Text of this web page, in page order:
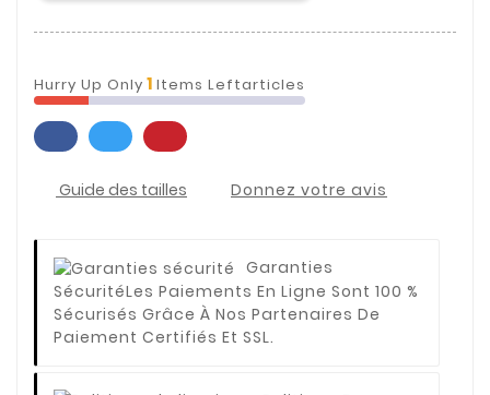
Hurry Up Only 1 Items Leftarticles
Guide des tailles Donnez votre avis
Garanties
SécuritéLes Paiements En Ligne Sont 100 %
Sécurisés Grâce À Nos Partenaires De
Paiement Certifiés Et SSL.